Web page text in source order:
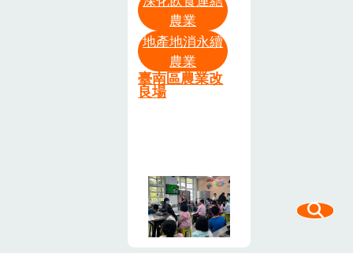
等待的精神、
進而完成作品
的過程，更是
增進食慾的好
方法，畢竟甚
吃的古早味柴
培桂圓味蜂蜜
米蛋糕，絕對
農業
地產地消永續
農業
臺南區農業改
良場